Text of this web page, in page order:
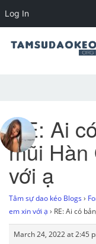
RE: Ai
mũi Hàn
với ạ
Tâm sự dao kéo Blogs ›
em xin với ạ › RE: Ai có
March 24, 2022 at 2:45
Log In